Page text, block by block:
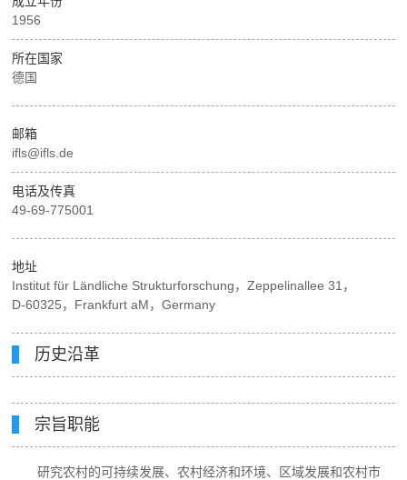
1956
所在国家
德国
邮箱
ifls@ifls.de
电话及传真
49-69-775001
地址
Institut für Ländliche Strukturforschung，Zeppelinallee 31，
D-60325，Frankfurt aM，Germany
历史沿革
宗旨职能
研究农村的可持续发展、农村经济和环境、区域发展和农村市